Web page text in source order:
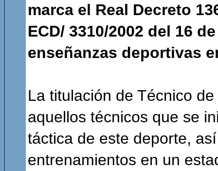
marca el Real Decreto
ECD/ 3310/2002 del 16
enseñanzas deportivas
La titulación de Técnico
aquellos técnicos que se
táctica de este deporte,
entrenamientos en un